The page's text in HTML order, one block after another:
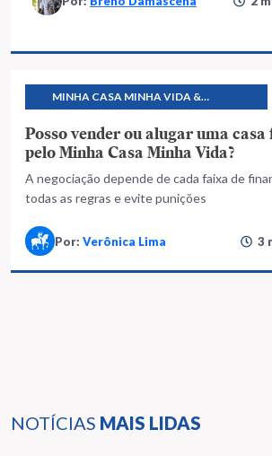
NOTÍCIAS MAIS LIDAS
MINHA CASA MINHA VIDA &
Posso vender ou alugar uma
pelo Minha Casa Minha Vida?
A negociação depende de cada faixa de
todas as regras e evite punições
Por: Verônica Lima 3